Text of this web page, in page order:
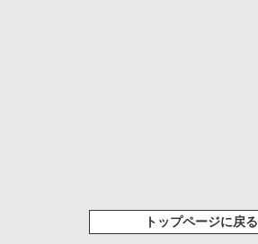
トップページに戻る